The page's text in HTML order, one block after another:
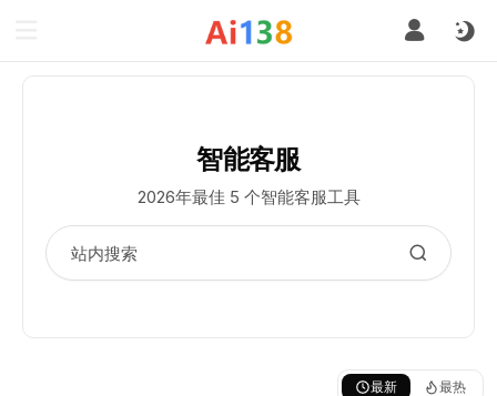
智能客服
2026年最佳 5 个智能客服工具
最新 最热